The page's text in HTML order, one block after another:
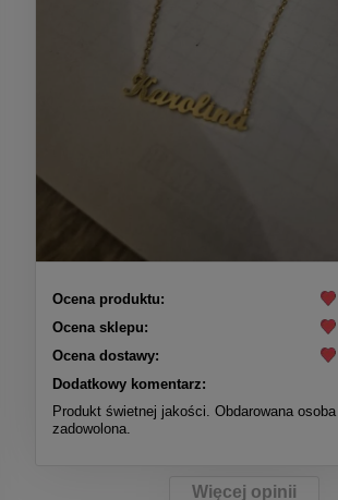
Ocena produktu:
Ocena sklepu:
Ocena dostawy:
Dodatkowy komentarz:
Produkt świetnej jakości. Obdarowana
zadowolona.
Więcej opinii